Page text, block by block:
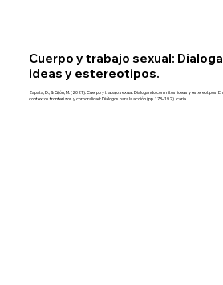
Cuerpo y trabajo sexual:
ideas y estereotipos.
Zapata, D., & Gijón, M. (2021). Cuerpo y trabajo sexual: Dialogando con mitos, ideas y estereotipos.
contextos fronterizos y corporalidad: Diálogos para la acción (pp. 173–192). Icaria.